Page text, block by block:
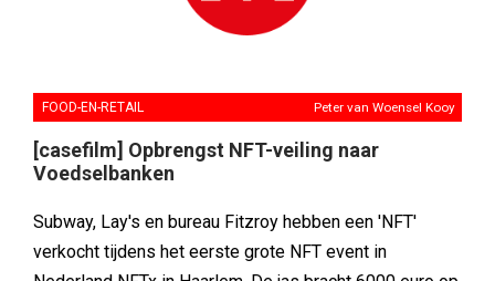
FOOD-EN-RETAIL Peter van Woensel Kooy
[casefilm] Opbrengst NFT-veiling naar
Voedselbanken
Subway, Lay's en bureau Fitzroy hebben een 'NFT'
verkocht tijdens het eerste grote NFT event in